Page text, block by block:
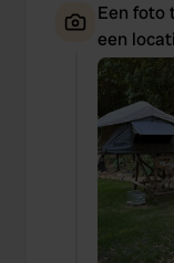
Een foto
een